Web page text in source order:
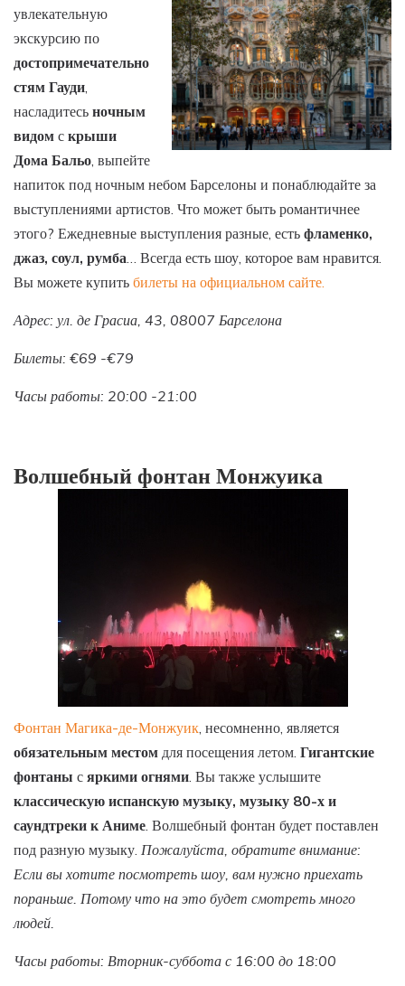
увлекательную
экскурсию по
достопримечательно
стям Гауди
насладитесь ночным
видом с крыши
Дома Бальо , выпейте
напиток под ночным небом Барселоны и понаблюдайте за
выступлениями артистов. Что может быть романтичнее
этого? Ежедневные выступления разные, есть фламенко,
джаз, соул, румба … Всегда есть шоу, которое вам нравится.
Вы можете купить билеты на официальном сайте.
Адрес: ул. де Грасиа, 43, 08007 Барселона
Билеты: €69 -€79
Часы работы: 20:00 -21:00
Волшебный фонтан Монжуика
Фонтан Магика-де-Монжуик , несомненно, является
обязательным местом для посещения летом. Гигантские
фонтаны с яркими огнями . Вы также услышите
классическую испанскую музыку, музыку 80-х и
саундтреки к Аниме . Волшебный фонтан будет поставлен
под разную музыку. Пожалуйста, обратите внимание:
Если вы хотите посмотреть шоу, вам нужно приехать
пораньше. Потому что на это будет смотреть много
людей.
Часы работы: Вторник-суббота с 16:00 до 18:00